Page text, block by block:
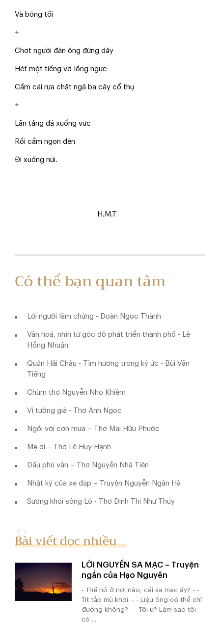
Và bóng tối
+
Chợt người đàn ông đứng dậy
Hét một tiếng vỡ lồng ngực
Cầm cái rựa chặt ngã ba cây cổ thụ
+
Lăn tảng đá xuống vực
Rồi cầm ngọn đèn
Đi xuống núi.
H.M.T
Có thể bạn quan tâm
Lời người làm chứng - Đoàn Ngọc Thành
Văn hoá, nhìn từ góc độ phát triển thành phố - Lê
Hồng Nhuận
Quận Hải Châu - Tìm hương trong ký ức - Bùi Văn
Tiếng
Chùm thơ Nguyễn Nho Khiêm
Vị tướng già - Thơ Anh Ngọc
Ngồi với cơn mưa – Thơ Mai Hữu Phước
Mẹ ơi – Thơ Lê Huy Hạnh
Dấu phù vân – Thơ Nguyễn Nhã Tiên
Nhật ký của xe đạp – Truyện Nguyễn Ngân Hà
Sương khói sông Lô - Thơ Đinh Thị Như Thúy
Bài viết đọc nhiều
LỜI NGUYỀN SA MẠC – Truyện
ngắn của Hạo Nguyên
- Thế nó ở nơi nào, cái sa mạc ấy? - -
Tít tắp mù khơi. - - Liệu ông có thể chỉ
đường không? - - Tôi ư? Làm sao tôi
có ...